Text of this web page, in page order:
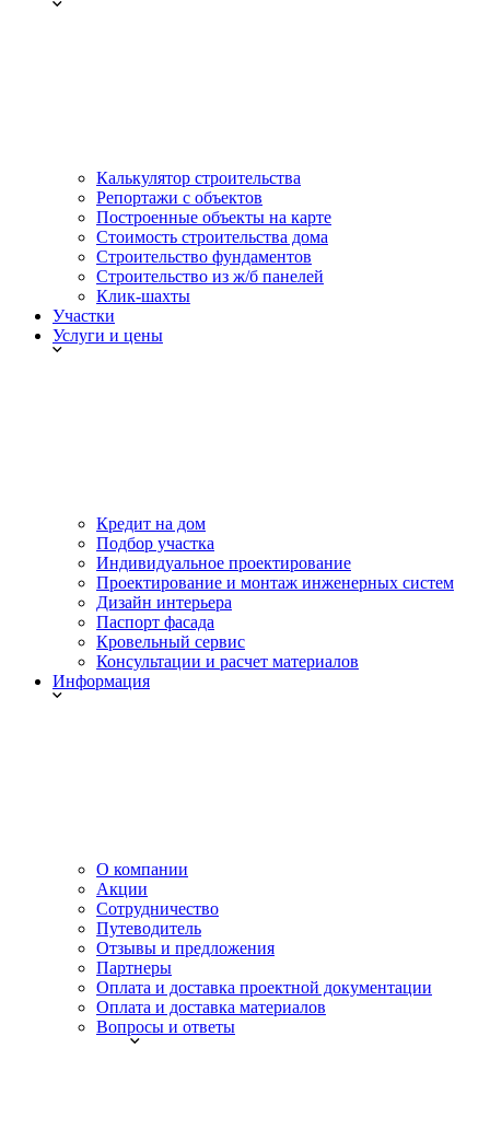
Калькулятор строительства
Репортажи с объектов
Построенные объекты на карте
Стоимость строительства дома
Строительство фундаментов
Строительство из ж/б панелей
Клик-шахты
Участки
Услуги и цены
Кредит на дом
Подбор участка
Индивидуальное проектирование
Проектирование и монтаж инженерных систем
Дизайн интерьера
Паспорт фасада
Кровельный сервис
Консультации и расчет материалов
Информация
О компании
Акции
Сотрудничество
Путеводитель
Отзывы и предложения
Партнеры
Оплата и доставка проектной документации
Оплата и доставка материалов
Вопросы и ответы